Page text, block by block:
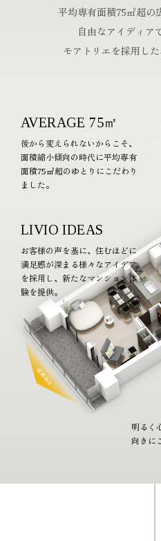
平均専有面積75㎡超の
自由なアイディア
モアトリエを採用した
AVERAGE 75㎡
後から変えられないからこそ、
面積縮小傾向の時代に平均専有
面積75㎡超のゆとりにこだわり
ました。
LIVIO IDEAS
お客様の声を基に、住むほどに
満足感が深まる様々なアイデア
を採用し、新たなマンション体
験を提供。
明るく
向きに